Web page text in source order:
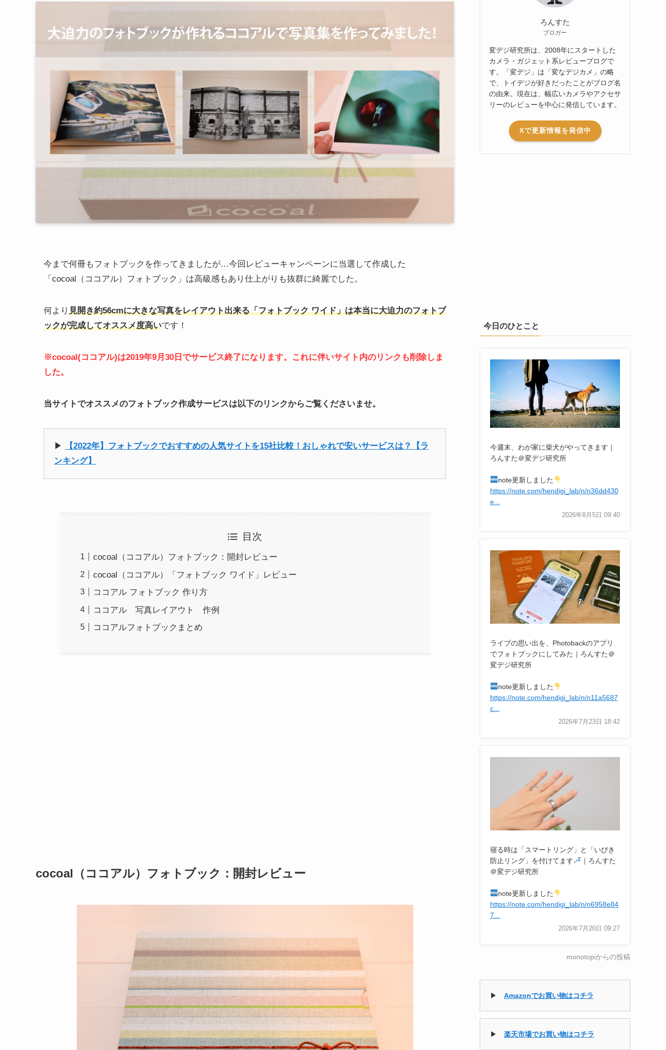
今まで何冊もフォトブックを作ってきましたが…今回レビューキャンペーンに当選して作成した
「cocoal（ココアル）フォトブック」は高級感もあり仕上がりも抜群に綺麗でした。
何より 見開き約56cmに大きな写真をレイアウト出来る「フォトブック ワイド」は本当に大迫力のフォトブ
ックが完成してオススメ度高いです！
※cocoal(ココアル)は2019年9月30日でサービス終了になります。これに伴いサイト内のリンクも削除しま
した。
当サイトでオススメのフォトブック作成サービスは以下のリンクからご覧くださいませ。
▶︎
【2022年】フォトブックでおすすめの人気サイトを15社比較！おしゃれで安いサービスは？【ラ
ンキング】
目次
cocoal（ココアル）フォトブック：開封レビュー
cocoal（ココアル）「フォトブック ワイド」レビュー
ココアル フォトブック 作り方
ココアル 写真レイアウト 作例
ココアルフォトブックまとめ
cocoal（ココアル）フォトブック：開封レビュー
ろんすた
ブロガー
変デジ研究所は、2008年にスタートした
カメラ・ガジェット系レビューブログで
す。「変デジ」は「変なデジカメ」の略
で、トイデジが好きだったことがブログ名
の由来。現在は、幅広いカメラやアクセサ
リーのレビューを中心に発信しています。
Xで更新情報を発信中
今日のひとこと
今週末、わが家に柴犬がやってきます｜
ろんすた＠変デジ研究所
note更新しました
https://note.com/hendigi_lab/n/n36dd430
e...
2026年8月5日 09:40
ライブの思い出を、Photobackのアプリ
でフォトブックにしてみた｜ろんすた＠
変デジ研究所
note更新しました
https://note.com/hendigi_lab/n/n11a5687
c...
2026年7月23日 18:42
寝る時は「スマートリング」と「いびき
防止リング」を付けてます
｜ろんすた
＠変デジ研究所
note更新しました
https://note.com/hendigi_lab/n/n6958e84
7...
2026年7月20日 09:27
monotopiからの投稿
▶ Amazonでお買い物はコチラ
▶ 楽天市場でお買い物はコチラ